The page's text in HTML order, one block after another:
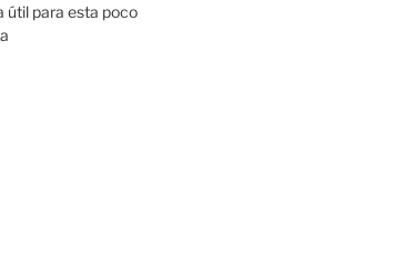
útil para esta poco